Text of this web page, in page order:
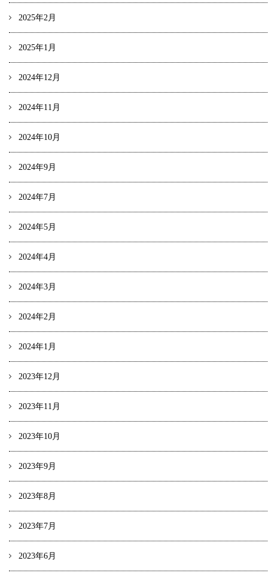
2025年2月
2025年1月
2024年12月
2024年11月
2024年10月
2024年9月
2024年7月
2024年5月
2024年4月
2024年3月
2024年2月
2024年1月
2023年12月
2023年11月
2023年10月
2023年9月
2023年8月
2023年7月
2023年6月